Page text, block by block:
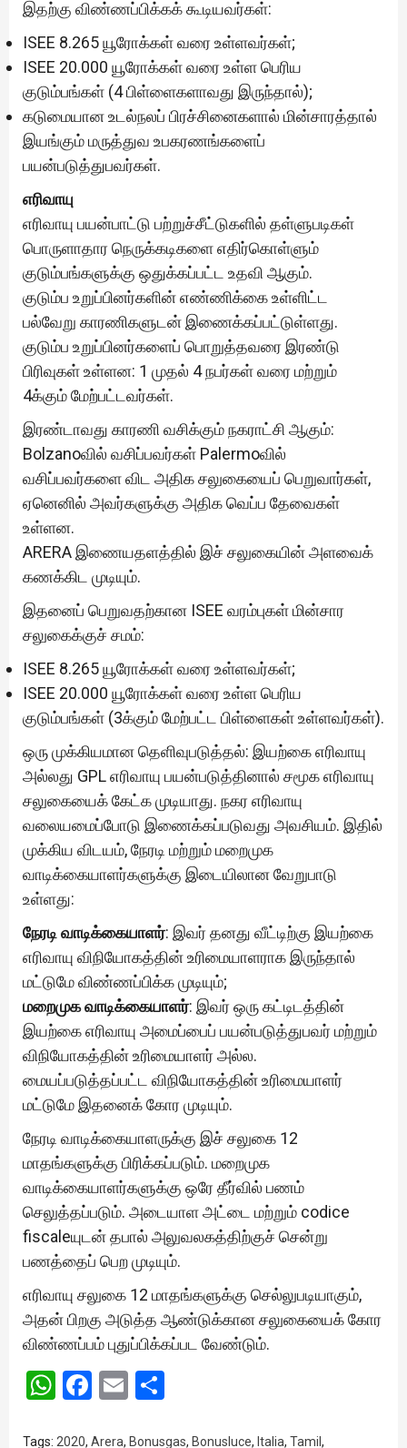
இதற்கு விண்ணப்பிக்கக் கூடியவர்கள்:
ISEE 8.265 யூரோக்கள் வரை உள்ளவர்கள்;
ISEE 20.000 யூரோக்கள் வரை உள்ள பெரிய
குடும்பங்கள் (4 பிள்ளைகளாவது இருந்தால்);
கடுமையான உடல்நலப் பிரச்சினைகளால் மின்சாரத்தால்
இயங்கும் மருத்துவ உபகரணங்களைப்
பயன்படுத்துபவர்கள்.
எரிவாயு
எரிவாயு பயன்பாட்டு பற்றுச்சீட்டுகளில் தள்ளுபடிகள்
பொருளாதார நெருக்கடிகளை எதிர்கொள்ளும்
குடும்பங்களுக்கு ஒதுக்கப்பட்ட உதவி ஆகும்.
குடும்ப உறுப்பினர்களின் எண்ணிக்கை உள்ளிட்ட
பல்வேறு காரணிகளுடன் இணைக்கப்பட்டுள்ளது.
குடும்ப உறுப்பினர்களைப் பொறுத்தவரை இரண்டு
பிரிவுகள் உள்ளன: 1 முதல் 4 நபர்கள் வரை மற்றும்
4க்கும் மேற்பட்டவர்கள்.
இரண்டாவது காரணி வசிக்கும் நகராட்சி ஆகும்:
Bolzanoவில் வசிப்பவர்கள் Palermoவில்
வசிப்பவர்களை விட அதிக சலுகையைப் பெறுவார்கள்,
ஏனெனில் அவர்களுக்கு அதிக வெப்ப தேவைகள்
உள்ளன.
ARERA இணையதளத்தில் இச் சலுகையின் அளவைக்
கணக்கிட முடியும்.
இதனைப் பெறுவதற்கான ISEE வரம்புகள் மின்சார
சலுகைக்குச் சமம்:
ISEE 8.265 யூரோக்கள் வரை உள்ளவர்கள்;
ISEE 20.000 யூரோக்கள் வரை உள்ள பெரிய
குடும்பங்கள் (3க்கும் மேற்பட்ட பிள்ளைகள் உள்ளவர்கள்).
ஒரு முக்கியமான தெளிவுபடுத்தல்: இயற்கை எரிவாயு
அல்லது GPL எரிவாயு பயன்படுத்தினால் சமூக எரிவாயு
சலுகையைக் கேட்க முடியாது. நகர எரிவாயு
வலையமைப்போடு இணைக்கப்படுவது அவசியம். இதில்
முக்கிய விடயம், நேரடி மற்றும் மறைமுக
வாடிக்கையாளர்களுக்கு இடையிலான வேறுபாடு
உள்ளது:
நேரடி வாடிக்கையாளர்: இவர் தனது வீட்டிற்கு இயற்கை
எரிவாயு விநியோகத்தின் உரிமையாளராக இருந்தால்
மட்டுமே விண்ணப்பிக்க முடியும்;
மறைமுக வாடிக்கையாளர்: இவர் ஒரு கட்டிடத்தின்
இயற்கை எரிவாயு அமைப்பைப் பயன்படுத்துபவர் மற்றும்
விநியோகத்தின் உரிமையாளர் அல்ல.
மையப்படுத்தப்பட்ட விநியோகத்தின் உரிமையாளர்
மட்டுமே இதனைக் கோர முடியும்.
நேரடி வாடிக்கையாளருக்கு இச் சலுகை 12
மாதங்களுக்கு பிரிக்கப்படும். மறைமுக
வாடிக்கையாளர்களுக்கு ஒரே தீர்வில் பணம்
செலுத்தப்படும். அடையாள அட்டை மற்றும் codice
fiscaleயுடன் தபால் அலுவலகத்திற்குச் சென்று
பணத்தைப் பெற முடியும்.
எரிவாயு சலுகை 12 மாதங்களுக்கு செல்லுபடியாகும்,
அதன் பிறகு அடுத்த ஆண்டுக்கான சலுகையைக் கோர
விண்ணப்பம் புதுப்பிக்கப்பட வேண்டும்.
WhatsApp
Facebook
Email
Tags: 2020, Arera, Bonusgas, Bonusluce, Italia, Tamil,